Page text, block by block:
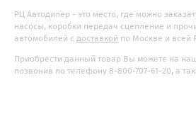
РЦ Автодилер - это место, где можно
насосы, коробки передач сцепление и
автомобилей с доставкой по Москве и всей
Приобрести данный товар Вы можете на
позвонив по телефону 8-800-707-61-20, а